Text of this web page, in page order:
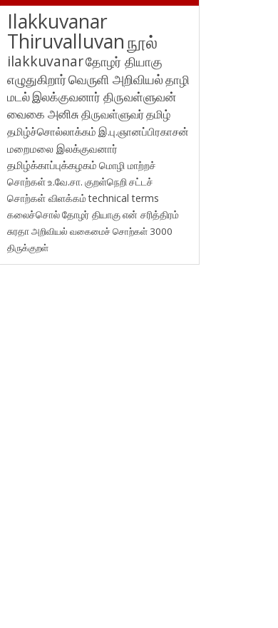
Ilakkuvanar
Thiruvalluvanநூல்
ilakkuvanarதோழர் தியாகு
எழுதுகிறார்வெருளி அறிவியல்தாழி
மடல்இலக்குவனார் திருவள்ளுவன்
வைகை அனிசுதிருவள்ளுவர்தமிழ்
தமிழ்ச்சொல்லாக்கம் இ.பு.ஞானப்பிரகாசன்
மறைமலை இலக்குவனார்
தமிழ்க்காப்புக்கழகம் மொழி மாற்றச்
சொற்கள்உ.வே.சா. குறள்நெறி சட்டச்
சொற்கள் விளக்கம்technical terms
கலைச்சொல்தோழர் தியாகுஎன் சரித்திரம்
சுரதாஅறிவியல் வகைமைச் சொற்கள் 3000
திருக்குறள்